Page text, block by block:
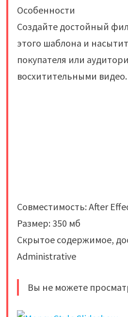
Особенности
Создайте достойный
этого шаблона и
покупателя или
восхитительными видео.
Совместимость: After
Размер: 350 мб
Скрытое содержимое,
Administrative
Вы не можете